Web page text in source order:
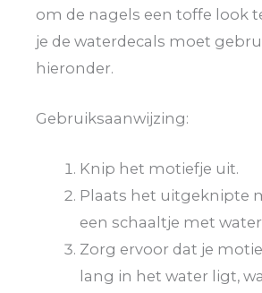
om de nagels een toffe look
je de waterdecals moet
hieronder.
Gebruiksaanwijzing:
Knip het motiefje uit.
Plaats het uitgeknipte
een schaaltje met
Zorg ervoor dat je
lang in het water ligt,